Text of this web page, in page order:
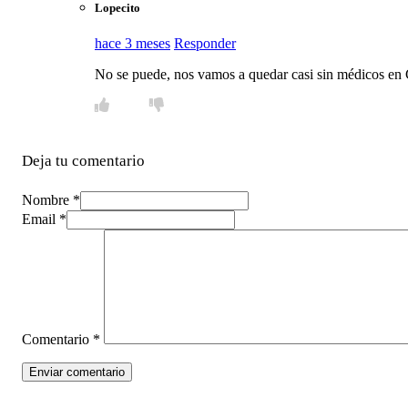
Lopecito
hace 3 meses Responder
No se puede, nos vamos a quedar casi sin médicos en
Deja tu comentario
Nombre *
Email *
Comentario *